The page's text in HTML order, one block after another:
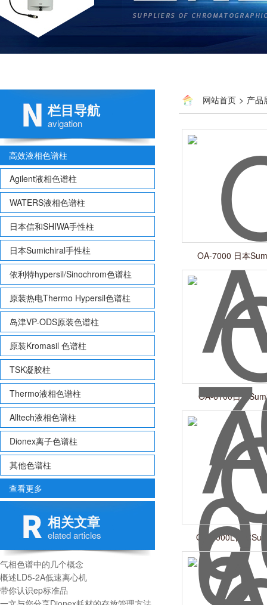
栏目导航
avigation
高效液相色谱柱
Agilent液相色谱柱
WATERS液相色谱柱
日本信和SHIWA手性柱
日本Sumichiral手性柱
依利特hypersil/Sinochrom色谱柱
原装热电Thermo Hypersil色谱柱
岛津VP-ODS原装色谱柱
原装Kromasil 色谱柱
TSK凝胶柱
Thermo液相色谱柱
Alltech液相色谱柱
Dionex离子色谱柱
其他色谱柱
查看更多
相关文章
elated articles
气相色谱中的几个概念
概述LD5-2A低速离心机
带你认识ep标准品
网站首页 > 产品
OA-7000 日本
OA-6100日本
OA-5000L日本